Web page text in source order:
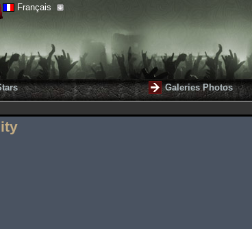
Français
Galeries Photos